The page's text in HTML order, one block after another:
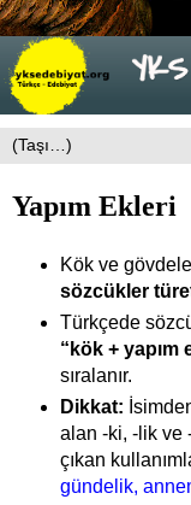
Yapım Ekleri
Kök ve
sözcükler
Türkçede
“kök + yapım
sıralanır.
Dikkat:
alan -ki, -lik ve
çıkan
gündelik,